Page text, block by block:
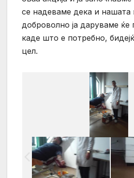
се надеваме дека и нашата
доброволно ја даруваме ќе
каде што е потребно,
цел.